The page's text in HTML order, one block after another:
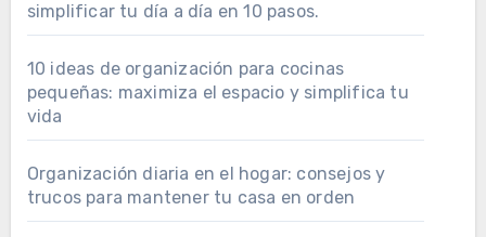
simplificar tu día a día en 10 pasos.
10 ideas de organización para cocinas
pequeñas: maximiza el espacio y simplifica tu
vida
Organización diaria en el hogar: consejos y
trucos para mantener tu casa en orden